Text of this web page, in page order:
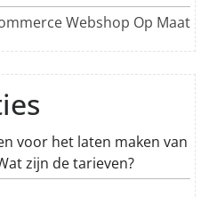
Webshop Op Maat
voor het laten maken van
zijn de tarieven?